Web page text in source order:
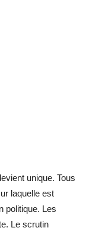
unique. Tous
laquelle est
politique. Les
Le scrutin